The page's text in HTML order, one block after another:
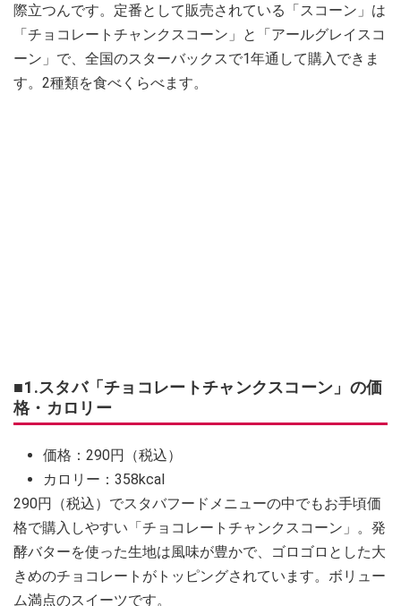
際立つんです。定番として販売されている「スコーン」は
「チョコレートチャンクスコーン」と「アールグレイスコ
ーン」で、全国のスターバックスで1年通して購入できま
す。2種類を食べくらべます。
■1.スタバ「チョコレートチャンクスコーン」の価
格・カロリー
価格：290円（税込）
カロリー：358kcal
290円（税込）でスタバフードメニューの中でもお手頃価
格で購入しやすい「チョコレートチャンクスコーン」。発
酵バターを使った生地は風味が豊かで、ゴロゴロとした大
きめのチョコレートがトッピングされています。ボリュー
ム満点のスイーツです。